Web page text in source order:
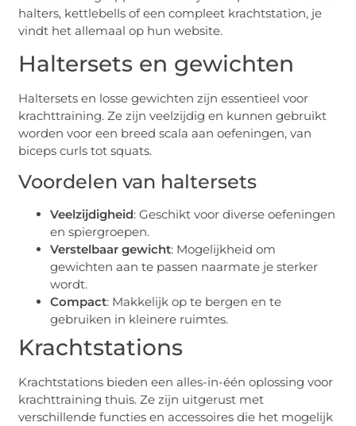
halters, kettlebells of een compleet krachtstation, je
vindt het allemaal op hun website.
Haltersets en gewichten
Haltersets en losse gewichten zijn essentieel voor
krachttraining. Ze zijn veelzijdig en kunnen gebruikt
worden voor een breed scala aan oefeningen, van
biceps curls tot squats.
Voordelen van haltersets
Veelzijdigheid: Geschikt voor diverse oefeningen
en spiergroepen.
Verstelbaar gewicht: Mogelijkheid om
gewichten aan te passen naarmate je sterker
wordt.
Compact: Makkelijk op te bergen en te
gebruiken in kleinere ruimtes.
Krachtstations
Krachtstations bieden een alles-in-één oplossing voor
krachttraining thuis. Ze zijn uitgerust met
verschillende functies en accessoires die het mogelijk